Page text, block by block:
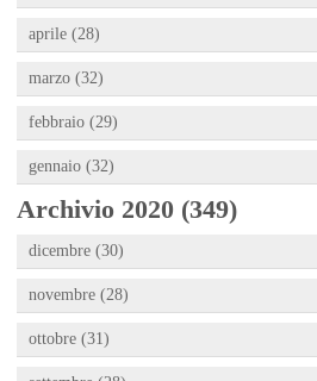
aprile (28)
marzo (32)
febbraio (29)
gennaio (32)
Archivio 2020 (349)
dicembre (30)
novembre (28)
ottobre (31)